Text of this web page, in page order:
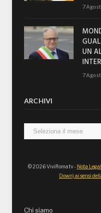
7
UN
7
ARCHIVI
Archivi
© 2026 ViviRoma.tv - Nota
Down) ai sensi
Chi siamo